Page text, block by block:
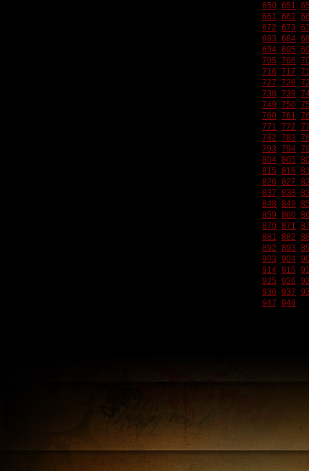
650 651
661 662
672 673
683 684
694 695
705 706
716 717
727 728
738 739
749 750
760 761
771 772
782 783
793 794
804 805
815 816
826 827
837 838
848 849
859 860
870 871
881 882
892 893
903 904
914 915
925 926
936 937
947 948